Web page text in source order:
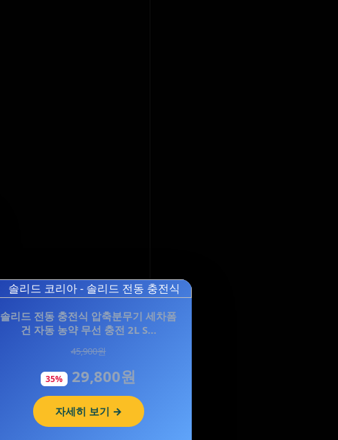
솔리드 전동 충전식 압축분무기 세차폼
건 자동 농약 무선 충전 2L S…
45,900원
35% 29,800원
자세히 보기 →